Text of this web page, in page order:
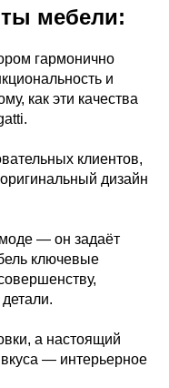
мебели:
гармонично
и
как эти качества
клиентов,
дизайн
— он задаёт
ключевые
а настоящий
— интерьерное